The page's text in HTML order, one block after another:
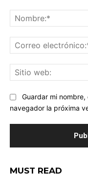
Guardar mi
navegador la próxima
MUST READ